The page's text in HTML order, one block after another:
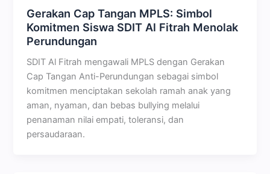
Gerakan Cap Tangan MPLS: Simbol
Komitmen Siswa SDIT Al Fitrah Menolak
Perundungan
SDIT Al Fitrah mengawali MPLS dengan Gerakan
Cap Tangan Anti-Perundungan sebagai simbol
komitmen menciptakan sekolah ramah anak yang
aman, nyaman, dan bebas bullying melalui
penanaman nilai empati, toleransi, dan
persaudaraan.